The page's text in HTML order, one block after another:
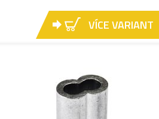
VÍCE VARIANT